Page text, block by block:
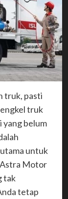
truk, pasti
truk
yang belum
untuk
Motor
tak
tetap